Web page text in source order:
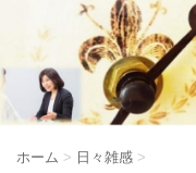
ホーム > 日々雑感 >